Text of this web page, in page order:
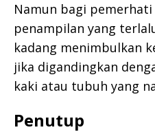
Namun bagi
penampilan yang
kadang menimbulkan
jika digandingkan
kaki atau tubuh yang
Penutup